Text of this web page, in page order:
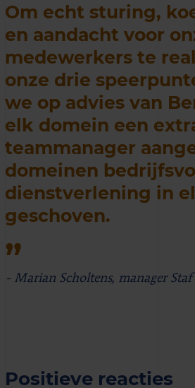
Om echt sturing,
en aandacht voor
medewerkers te
onze drie
we op advies van
elk domein een
teammanager
domeinen
dienstverlening in
geschoven.
- Marian Scholtens, manager
Positieve reacties